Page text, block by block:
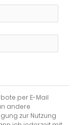
per E-Mail
andere
zur Nutzung